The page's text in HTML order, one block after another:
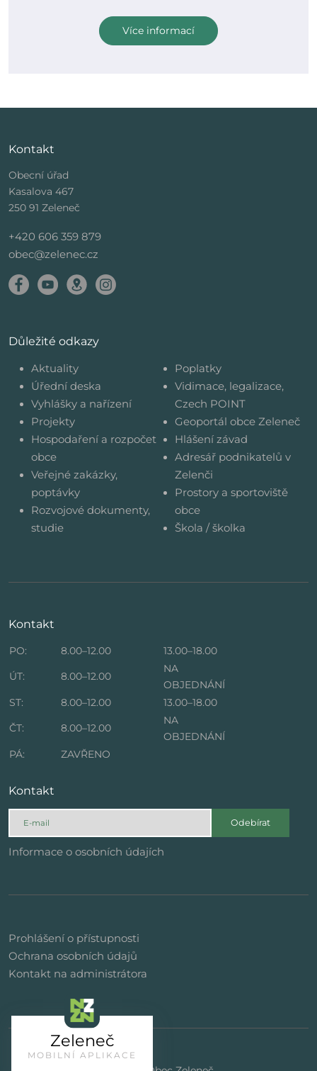
Více informací
Kontakt
Obecní úřad
Kasalova 467
250 91 Zeleneč
+420 606 359 879
obec@zelenec.cz
Důležité odkazy
Aktuality
Úřední deska
Vyhlášky a nařízení
Projekty
Hospodaření a rozpočet
obce
Veřejné zakázky,
poptávky
Rozvojové dokumenty,
studie
Poplatky
Vidimace, legalizace,
Czech POINT
Geoportál obce Zeleneč
Hlášení závad
Adresář podnikatelů v
Zelenči
Prostory a sportoviště
obce
Škola / školka
Kontakt
PO: 8.00–12.00
13.00–18.00
ÚT:
8.00–12.00
NA
OBJEDNÁNÍ
ST:
8.00–12.00
13.00–18.00
ČT:
8.00–12.00
NA
OBJEDNÁNÍ
PÁ:
ZAVŘENO
Kontakt
Odebírat
Informace o osobních údajích
Prohlášení o přístupnosti
Ochrana osobních údajů
Kontakt na administrátora
Zeleneč
MOBILNÍ APLIKACE